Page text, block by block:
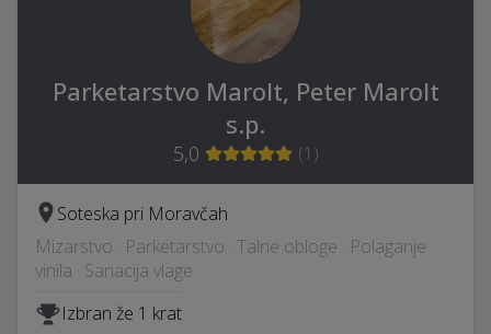
Parketarstvo Marolt, Peter Marolt
s.p.
5,0 (1 )
Soteska pri Moravčah
Mizarstvo · Parketarstvo · Talne obloge · Polaganje
vinila · Sanacija vlage
Izbran že 1 krat